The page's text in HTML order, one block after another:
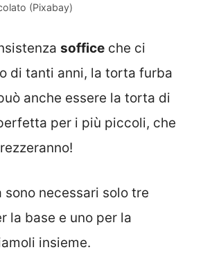
(Pixabay)
soffice che ci
di tanti anni, la torta furba
anche essere la torta di
per i più piccoli, che
sono necessari solo tre
la base e uno per la
insieme.